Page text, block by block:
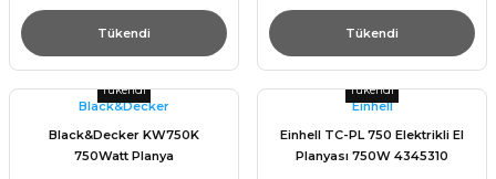
Tükendi Tükendi
Tükendi
Black&Decker
Black&Decker KW750K
750Watt Planya
Tükendi
Einhell
Einhell TC-PL 750 Elektrikli El
Planyası 750W 4345310